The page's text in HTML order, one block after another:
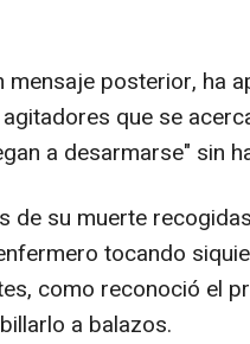
mensaje posterior, ha
que se
a desarmarse" sin
de su muerte
tocando
como reconoció el
a balazos.